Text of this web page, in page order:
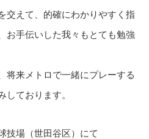
交えて、的確にわかりやすく指
お手伝いした我々もとても勉強
将来メトロで一緒にプレーする
しております。
技場（世田谷区）にて